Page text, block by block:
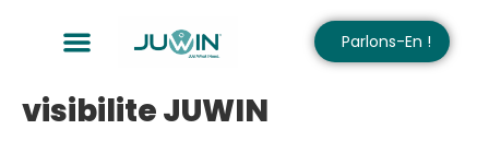
Parlons-En !
visibilite JUWIN